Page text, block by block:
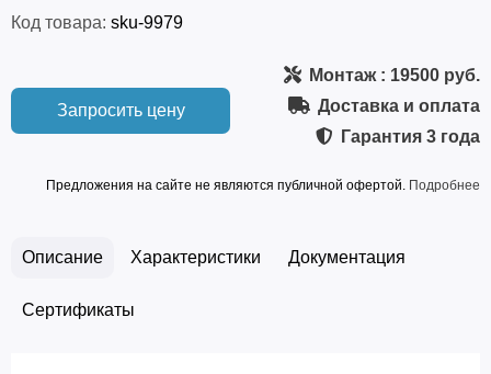
Код товара: sku-9979
Запросить цену
Монтаж: 19500 руб.
Доставка и оплата
Гарантия 3 года
Предложения на сайте не являются публичной офертой. Подробнее
Описание Характеристики Документация
Сертификаты